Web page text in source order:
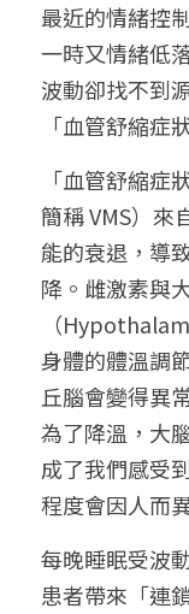
English
English
繁體中
最近的情緒控
一時又情緒低
波動卻找不到
「血管舒縮症
「血管舒縮
簡稱 VMS）來
能的衰退，導
降。雌激素與
（
身體的體溫調
丘腦會變得異
為了降溫，大
成了我們感受
程度會因人而
每晚睡眠受波
患者帶來「連